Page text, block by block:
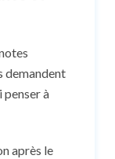
demandent
penser à
après le